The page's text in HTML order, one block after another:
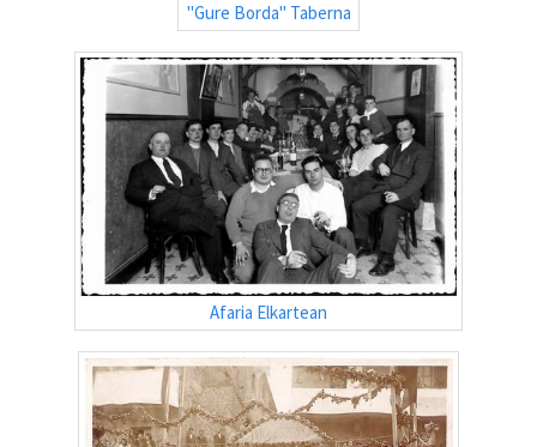
"Gure Borda" Taberna
Afaria Elkartean